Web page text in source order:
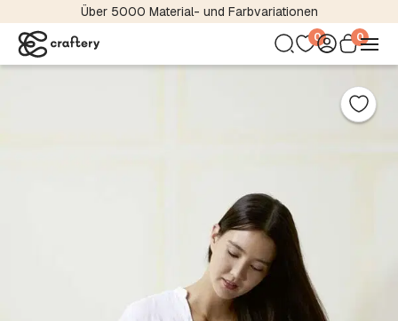
Über 5000 Material- und Farbvariationen
0 0